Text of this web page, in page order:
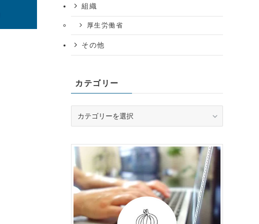
組織
厚生労働省
その他
カテゴリー
テ
リ